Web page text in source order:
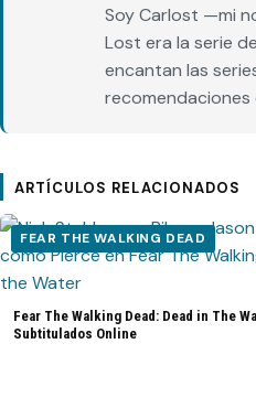
Soy Carlost —mi
Lost era la serie
encantan las
ARTÍCULOS RELACIONADOS
FEAR THE WALKING DEAD
Fear The Walking Dead: Dead in The
Subtitulados Online